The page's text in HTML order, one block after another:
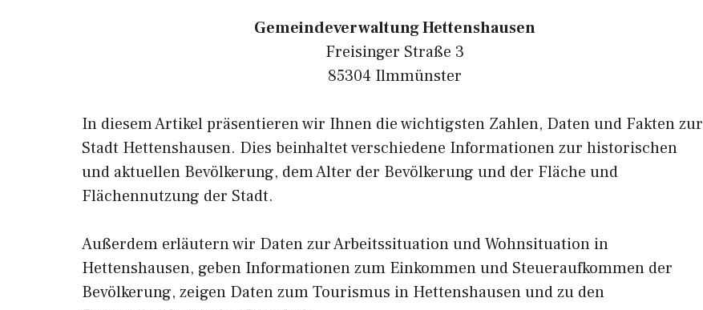
Gemeindeverwaltung Hettenshausen
Freisinger Straße 3
85304 Ilmmünster
In diesem Artikel präsentieren wir Ihnen die wichtigsten Zahlen, Daten und Fakten zur
Stadt Hettenshausen. Dies beinhaltet verschiedene Informationen zur historischen
und aktuellen Bevölkerung, dem Alter der Bevölkerung und der Fläche und
Flächennutzung der Stadt.
Außerdem erläutern wir Daten zur Arbeitssituation und Wohnsituation in
Hettenshausen, geben Informationen zum Einkommen und Steueraufkommen der
Bevölkerung, zeigen Daten zum Tourismus in Hettenshausen und zu den